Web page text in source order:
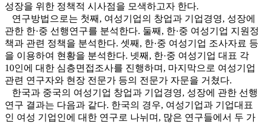
성장을 위한 정책적 시사점을 모색하고자 한다.
연구방법으로는 첫째, 여성기업의 창업과 기업경영, 성장에
관한 한·중 선행연구를 분석한다. 둘째, 한·중 여성기업 지원정
책과 관련 정책을 분석한다. 셋째, 한·중 여성기업 조사자료 등
을 이용하여 현황을 분석한다. 넷째, 한·중 여성기업 대표 각
10인에 대한 심층면접조사를 진행하며, 마지막으로 여성기업
관련 연구자와 현장 전문가 등의 전문가 자문을 거쳤다.
한국과 중국의 여성기업 창업과 기업경영, 성장에 관한 선행
연구 결과는 다음과 같다. 한국의 경우, 여성기업과 기업대표
인 여성 기업인에 대한 연구로 나뉘며, 많은 연구들에서 두 가